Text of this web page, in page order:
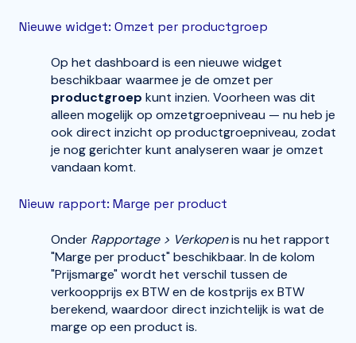
Nieuwe widget: Omzet per productgroep
Op het dashboard is een nieuwe widget
beschikbaar waarmee je de omzet per
productgroep kunt inzien. Voorheen was dit
alleen mogelijk op omzetgroepniveau — nu heb je
ook direct inzicht op productgroepniveau, zodat
je nog gerichter kunt analyseren waar je omzet
vandaan komt.
Nieuw rapport: Marge per product
Onder Rapportage > Verkopenis nu het rapport
"Marge per product" beschikbaar. In de kolom
"Prijsmarge" wordt het verschil tussen de
verkoopprijs ex BTW en de kostprijs ex BTW
berekend, waardoor direct inzichtelijk is wat de
marge op een product is.